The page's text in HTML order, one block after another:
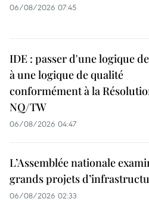
06/08/2026 07:45
IDE : passer d'une logique
à une logique de qualité
conformément à la
NQ/TW
06/08/2026 04:47
L’Assemblée nationale
grands projets
06/08/2026 02:33